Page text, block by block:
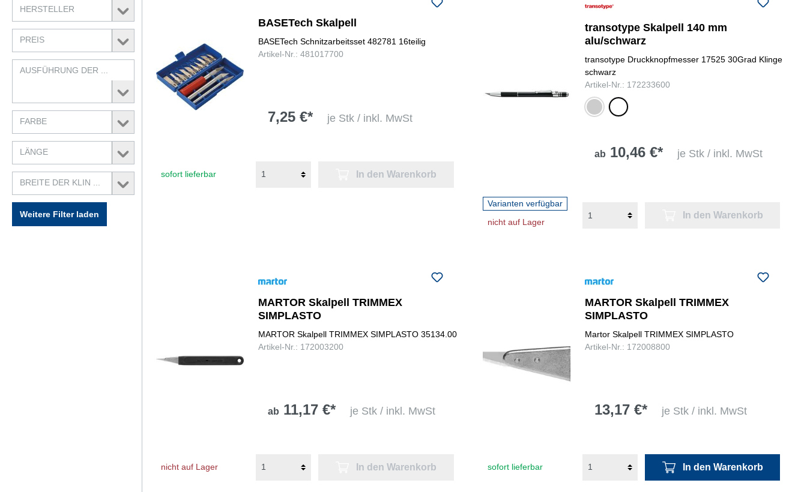
folgenden Nummer bei uns:
0731 977197-0
HERSTELLER
PREIS
FARBE
LÄNGE
Weitere Filter laden
BASETech Skalpell
BASETech Schnitzarbeitsset 482781 16teilig
Artikel-Nr.: 481017700
7,25 €* je Stk / inkl. MwSt
sofort lieferbar In den Warenkorb
transotype Skalpell 140 mm
alu/schwarz
transotype Druckknopfmesser 17525 30Grad Klinge
schwarz
Artikel-Nr.: 172233600
silberalu/schwarz
ab 10,46 €* je Stk / inkl. MwSt
Varianten verfügbar
nicht auf Lager
In den Warenkorb
MARTOR Skalpell TRIMMEX
SIMPLASTO
MARTOR Skalpell TRIMMEX SIMPLASTO 35134.00
Artikel-Nr.: 172003200
ab 11,17 €* je Stk / inkl. MwSt
nicht auf Lager In den Warenkorb
MARTOR Skalpell TRIMMEX
SIMPLASTO
Martor Skalpell TRIMMEX SIMPLASTO
Artikel-Nr.: 172008800
13,17 €* je Stk / inkl. MwSt
sofort lieferbar In den Warenkorb